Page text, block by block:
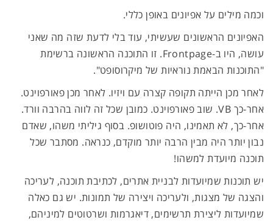
וכמה מילים על אפיונים באופן כללי.
האפיונים הראשונים שעשיתי, עוד בלי לדעת שזה מה שאני
עושה, היו ב-Frontpage. זו התוכנה הראשונה ברשימת
"התוכנות הבאמת נוראיות של מיקרוסופט".
לאחר מכן הייתה תקופה קצרה עם ויזיו. לאחר מכן פאורפוינט.
אחר-כך VB. שוב פאורפוינט. כמובן שכל זה לווה בהרבה וורד.
אחר-כך, לא תאמינו, היה פוטושופ. בסוף גיליתי משהו, שאדם
נבון יותר היה מבין הרבה יותר מוקדם, כנראה. מסתבר שכל
תוכנה מיועדת למשהו!
יש תוכנות שמיועדות לבניית אתרים, לכתיבת תוכנה, לעריכה
והצגה של מצגות, ולעריכה ויצירה של תמונות. יש גם כאלה
שמיועדות ליצירת תרשימים, דיאגרמות ושרטוטים למיניהם,